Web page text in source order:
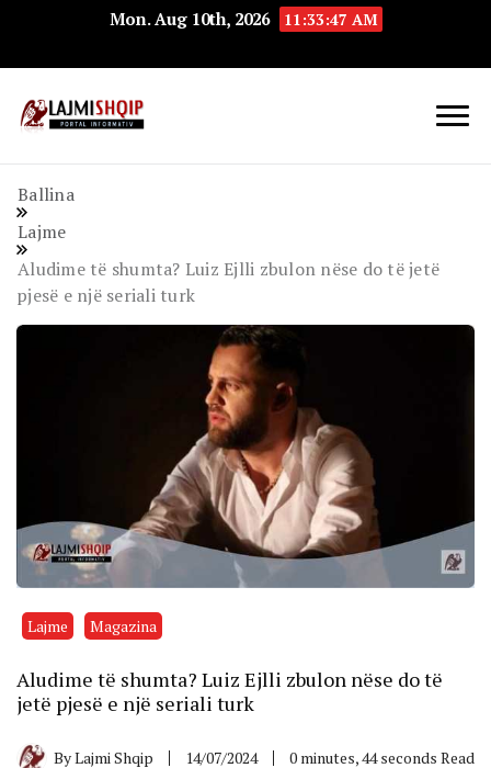
Mon. Aug 10th, 2026 11:33:48 AM
Ballina
Lajme
Aludime të shumta? Luiz Ejlli zbulon nëse do të jetë
pjesë e një seriali turk
Lajme Magazina
Aludime të shumta? Luiz Ejlli zbulon nëse do të
jetë pjesë e një seriali turk
ByLajmi Shqip 14/07/2024 0 minutes, 44 seconds Read